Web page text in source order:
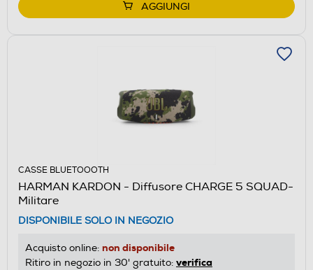
AGGIUNGI
CASSE BLUETOOOTH
HARMAN KARDON - Diffusore CHARGE 5 SQUAD-
Militare
DISPONIBILE SOLO IN NEGOZIO
Acquisto online: non disponibile
Ritiro in negozio in 30' gratuito: verifica